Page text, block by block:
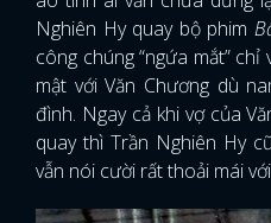
Nghiên Hy quay bộ phim
công chúng “ngứa mắt”
mật với Văn Chương dù
đình. Ngay cả khi vợ của
quay thì Trần Nghiên Hy
vẫn nói cười rất thoải mái